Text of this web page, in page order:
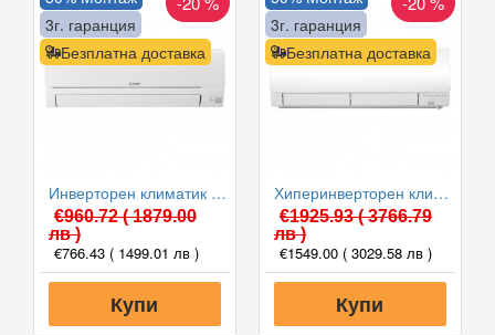
Безплатна доставка
3г. гаранция
Инверторен климатик Mitsubishi Electric MSZ-HR25VF/MUZ-HR25VF, 9000 BTU, Клас A++
€960.72( 1879.00
лв )
€766.43 ( 1499.01 лв )
Купи
Безплатна доставка
3г. гаранция
Хиперинверторен климатик Mitsubishi Electric MSZ-FH25VE/MUZ-FH25VE, 9000 BTU, Клас A+++
€1925.93( 3766.79
лв )
€1549.00 ( 3029.58 лв )
Купи